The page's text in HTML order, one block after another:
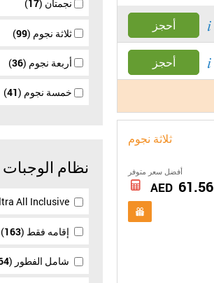
أحجز
أحجز
ثلاثة نجوم
أفضل سعر متوفر
61.56
نجمتان 17
ثلاثة نجوم 99
أربعة نجوم 36
خمسة نجوم 41
نظام الوجبات
All Inclusive
إقامه فقط 163
شامل الفطور